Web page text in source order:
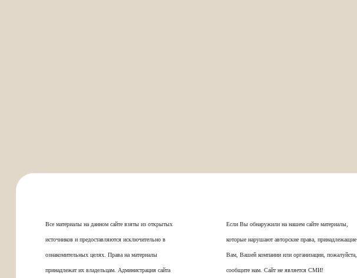
Все материалы на данном сайте взяты из открытых
источников и предоставляются исключительно в
ознакомительных целях. Права на материалы
принадлежат их владельцам. Администрация сайта
Если Вы обнаружили на нашем сайте материалы,
которые нарушают авторские права, принадлежащие
Вам, Вашей компании или организации, пожалуйста,
сообщите нам. Сайт не является СМИ!